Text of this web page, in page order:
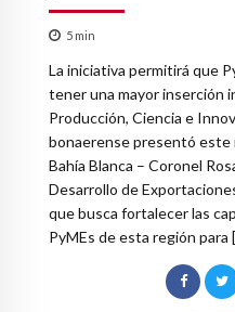
5 min
La iniciativa permitirá que
tener una mayor inserción
Producción, Ciencia e
bonaerense presentó este
Bahía Blanca – Coronel
Desarrollo de
que busca fortalecer las
PyMEs de esta región para